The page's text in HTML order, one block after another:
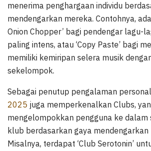
menerima penghargaan individu
mendengarkan mereka. Contohnya,
Onion Chopper’ bagi pendengar lagu-
paling intens, atau ‘Copy Paste’ bagi
memiliki kemiripan selera musik
sekelompok.
Sebagai penutup pengalaman
2025 juga memperkenalkan Clubs,
mengelompokkan pengguna ke dalam
klub berdasarkan gaya mendengarkan
Misalnya, terdapat ‘Club Serotonin’